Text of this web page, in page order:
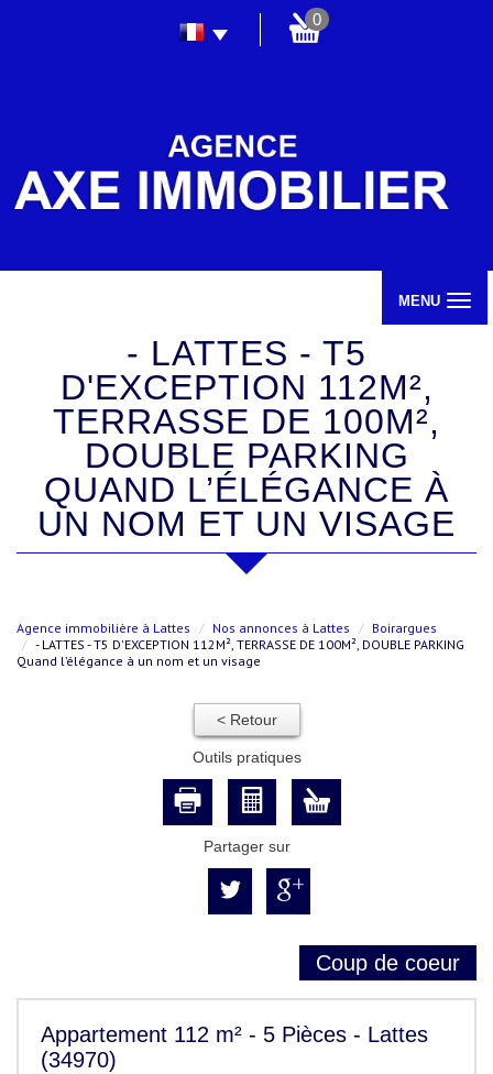
0
MENU
- LATTES - T5
D'EXCEPTION 112M²,
TERRASSE DE 100M²,
DOUBLE PARKING
QUAND L’ÉLÉGANCE À
UN NOM ET UN VISAGE
Agence immobilière à Lattes Nos annonces à Lattes
Boirargues
- LATTES - T5 D'EXCEPTION 112M², TERRASSE DE 100M², DOUBLE PARKING
Quand l’élégance à un nom et un visage
< Retour
Outils pratiques
Partager sur
Coup de coeur
Appartement 112 m² - 5 Pièces - Lattes
(34970)